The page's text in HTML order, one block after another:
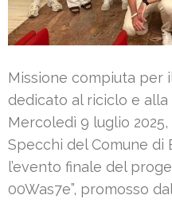
Missione compiuta per
dedicato al riciclo e
Mercoledì 9 luglio
Specchi del Comune
l’evento finale del
00Was7e”, promosso